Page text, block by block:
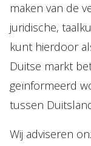
maken van de
juridische,
kunt hierdoor
Duitse markt
geïnformeerd
tussen
Wij adviseren